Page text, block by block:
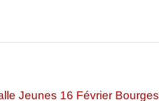
Jeunes 16 Février Bourges